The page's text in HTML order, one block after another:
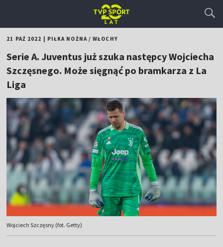
21 PAŹ 2022 PIŁKA NOŻNA/WŁOCHY
Serie A. Juventus już szuka następcy Wojciecha
Szczęsnego. Może sięgnąć po bramkarza z La
Liga
Wojciech Szczęsny (fot. Getty)